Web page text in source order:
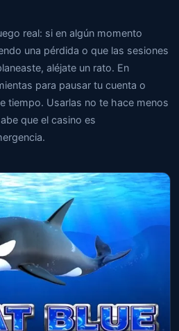
real: si en algún momento
una pérdida o que las sesiones
aléjate un rato. En
para pausar tu cuenta o
tiempo. Usarlas no te hace menos
que el casino es